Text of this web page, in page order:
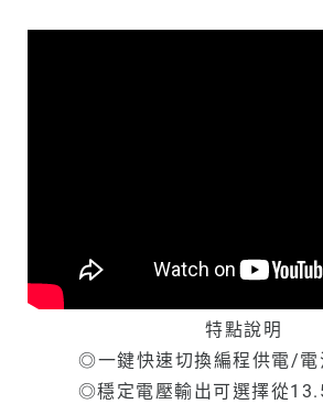
特點說明
◎一鍵快速切換編程供電/電
◎穩定電壓輸出可選擇從